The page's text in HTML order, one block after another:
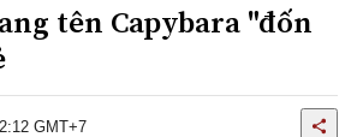
tên Capybara "đốn
GMT+7